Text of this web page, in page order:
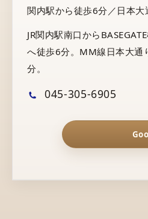
関内駅から徒歩6分／日本
JR関内駅南口から
へ徒歩6分。MM線日本大通
分。
045-305-6905